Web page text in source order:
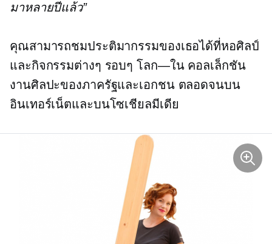
มาหลายปีแล้ว”
คุณสามารถชมประติมากรรมของเธอได้ที่หอศิลป์
และกิจกรรมต่างๆ รอบๆโลก—ในคอลเล็กชัน
งานศิลปะของภาครัฐและเอกชน ตลอดจนบน
อินเทอร์เน็ตและบนโซเชียลมีเดีย